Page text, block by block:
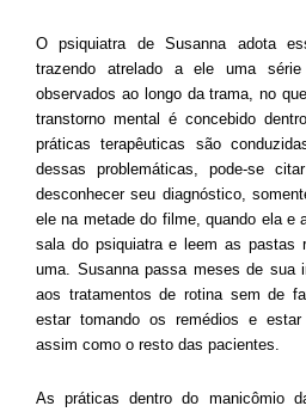
O psiquiatra de Susanna adota
trazendo atrelado a ele uma
observados ao longo da trama, no
transtorno mental é concebido
práticas terapêuticas são
dessas problemáticas, pode-se
desconhecer seu diagnóstico,
ele na metade do filme, quando ela e
sala do psiquiatra e leem as pastas
uma. Susanna passa meses de sua
aos tratamentos de rotina sem de
estar tomando os remédios e estar
assim como o resto das pacientes.
As práticas dentro do manicômio